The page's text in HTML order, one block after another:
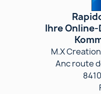
Ihre
M.X
Anc route